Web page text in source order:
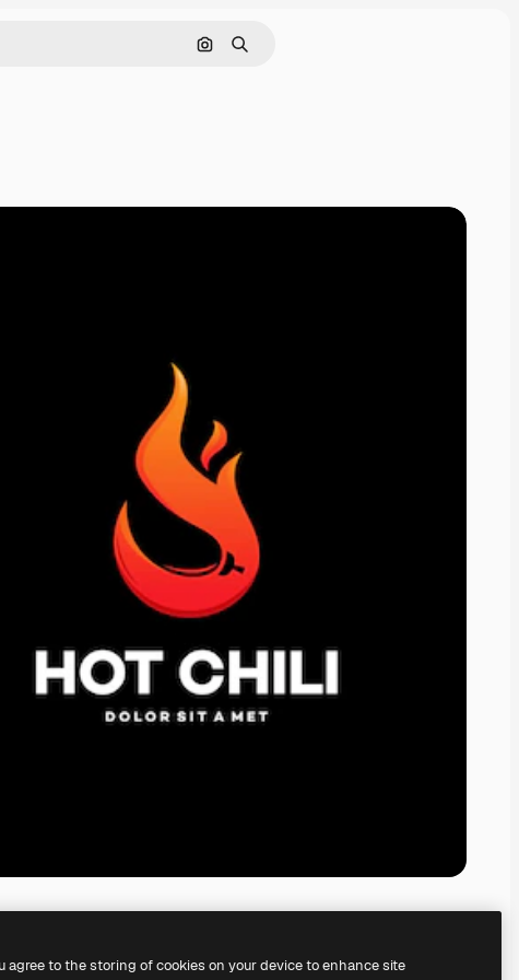
Pesquisar por imagem
Buscar
agree to the storing of cookies on your device to enhance site